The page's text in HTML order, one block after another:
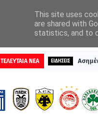
ΤΕΛΕΥΤΑΙΑ ΝΕΑ ΕΙΔΗΣΕΙΣ
This site uses
are shared with
statistics, and to